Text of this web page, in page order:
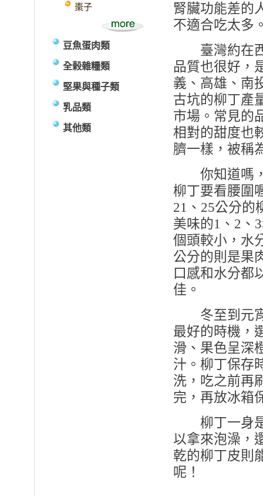
棗子
豆魚蛋肉類
全榖雜糧類
堅果與種子類
乳品類
其他類
腎臟功能差的
不適合吃太多
臺灣約在
品質也很好，
義、高雄、南
古坑的柳丁產
市場。常見的
相對的甜度也
臍一樣，被稱
你知道嗎，
柳丁要看腰圍
21 、 25公分的
美味的1 、 2 、 3
個頭較小，水
公分的則是果
口感和水分都
佳。
冬至到元宵
最好的時機，
滑、果色呈深
汁。柳丁保存
洗，吃之前再
完，再放冰箱
柳丁一身是
以拿來泡澡，
乾的柳丁皮則
呢！